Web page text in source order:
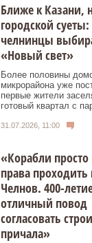
Ближе к Казани,
городской
челнинцы
«Новый свет»
Более половины
микрорайона уже
первые жители
готовый квартал с
31.07.2026, 11:00
«Корабли
права
Челнов. 400-
отличный повод
согласовать
причала»